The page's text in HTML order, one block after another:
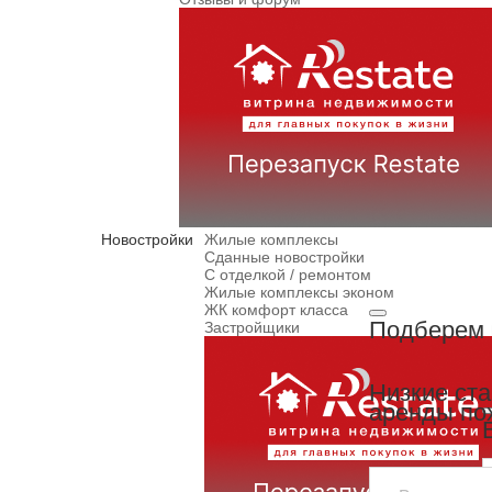
Новостройки
Жилые комплексы
Сданные новостройки
С отделкой / ремонтом
Жилые комплексы эконом
ЖК комфорт класса
Застройщики
Подберем
Низкие
аренды